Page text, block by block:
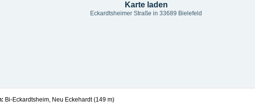
Karte laden
Eckardtsheimer Straße in 33689 Bielefeld
Bi-Eckardtsheim, Neu Eckehardt (149 m)